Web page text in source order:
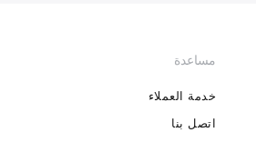
مساعدة
خدمة العملاء
اتصل بنا